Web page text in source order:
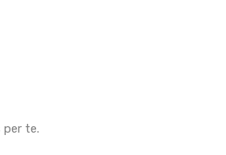
per te.